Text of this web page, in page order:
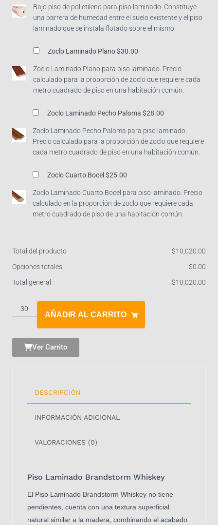
Bajo piso de polietileno para piso laminado. Constituye
una barrera de humedad entre el suelo existente y el piso
laminado que se instala flotado sobre el mismo.
Zoclo Laminado Plano$30.00
Zoclo Laminado Plano para piso laminado. Precio
calculado para la proporción de zoclo que requiere cada
metro cuadrado de piso en una habitación común.
Zoclo Laminado Pecho Paloma $28.00
Zoclo Laminado Pecho Paloma para piso laminado.
Precio calculado para la proporción de zoclo que requiere
cada metro cuadrado de piso en una habitación común.
Zoclo Cuarto Bocel $25.00
Zoclo Laminado Cuarto Bocel para piso laminado. Precio
calculado en la proporción de zoclo que requiere cada
metro cuadrado de piso de una habitación común.
Total del producto $‎10,020.00
Opciones totales
$‎0.00
Total general
$‎10,020.00
AÑADIR AL CARRITO
Ver Carrito
DESCRIPCIÓN
INFORMACIÓN ADICIONAL
VALORACIONES (0)
Piso Laminado Brandstorm Whiskey
El Piso Laminado Brandstorm Whiskey no tiene
pendientes, cuenta con una textura superficial
natural similar a la madera, combinando el acabado